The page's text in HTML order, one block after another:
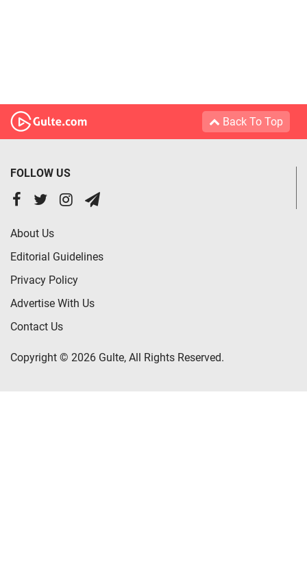
Back To Top
FOLLOW US
About Us
Editorial Guidelines
Privacy Policy
Advertise With Us
Contact Us
Copyright © 2026 Gulte, All Rights Reserved.